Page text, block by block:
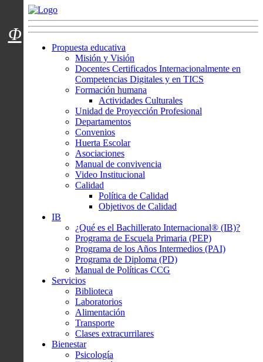
Menú usuarios
Propuesta educativa
Misión y Visión
Docentes Certificados Internacionalmente en
Competencias Digitales y en TICS
Formación humana
Actividades Culturales
Unidad de Proyección Profesional
Departamentos
Convenios
Huerta Escolar
Asociaciones
Manual de convivencia
Video Institucional
Calidad
Política de Calidad
Objetivos de Calidad
IB
¿Qué es el Bachillerato Internacional® (IB)?
Programa de Escuela Primaria (PEP)
Programa de los Años Intermedios (PAI)
Programa de Diploma (PD)
Manual de Políticas CCG
Servicios
Biblioteca
Laboratorios
Alimentación
Transporte
Clases extracurrilares
Bienestar
Psicología
Φ